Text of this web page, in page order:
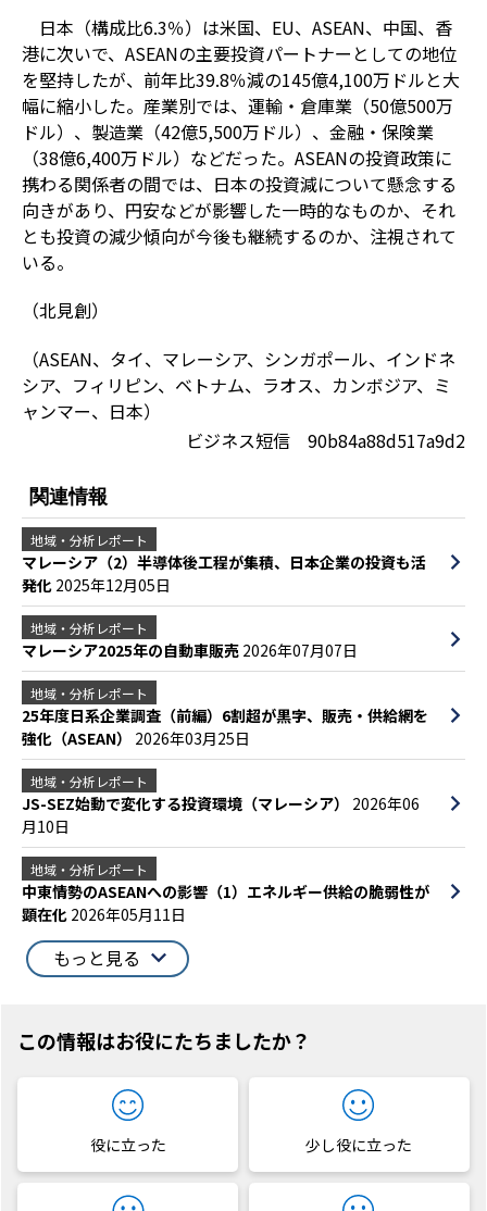
日本（構成比6.3％）は米国、EU、ASEAN、中国、香
港に次いで、ASEANの主要投資パートナーとしての地位
を堅持したが、前年比39.8％減の145億4,100万ドルと大
幅に縮小した。産業別では、運輸・倉庫業（50億500万
ドル）、製造業（42億5,500万ドル）、金融・保険業
（38億6,400万ドル）などだった。ASEANの投資政策に
携わる関係者の間では、日本の投資減について懸念する
向きがあり、円安などが影響した一時的なものか、それ
とも投資の減少傾向が今後も継続するのか、注視されて
いる。
（北見創）
（ASEAN、タイ、マレーシア、シンガポール、インドネ
シア、フィリピン、ベトナム、ラオス、カンボジア、ミ
ャンマー、日本）
ビジネス短信 90b84a88d517a9d2
関連情報
地域・分析レポート
マレーシア（2）半導体後工程が集積、日本企業の投資も活
発化 2025年12月05日
地域・分析レポート
マレーシア2025年の自動車販売 2026年07月07日
地域・分析レポート
25年度日系企業調査（前編）6割超が黒字、販売・供給網を
強化（ASEAN） 2026年03月25日
地域・分析レポート
JS-SEZ始動で変化する投資環境（マレーシア） 2026年06
月10日
地域・分析レポート
中東情勢のASEANへの影響（1）エネルギー供給の脆弱性が
顕在化 2026年05月11日
もっと見る
この情報はお役にたちましたか？
役に立った 少し役に立った